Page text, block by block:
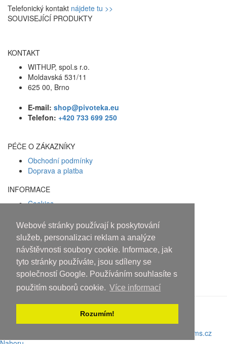
Webové stránky používají k poskytování
služeb, personalizaci reklam a analýze
návštěvnosti soubory cookie. Informace, jak
tyto stránky používáte, jsou sdíleny se
společností Google. Používáním souhlasíte s
použitím souborů cookie. Více informací
Rozumím!
Telefonický kontakt nájdete tu >>
SOUVISEJÍCÍ PRODUKTY
KONTAKT
WITHUP, spol.s r.o.
Moldavská 531/11
625 00, Brno
E-mail: shop@pivoteka.eu
Telefon: +420 733 699 250
PÉČE O ZÁKAZNÍKY
Obchodní podmínky
Doprava a platba
INFORMACE
Cookies
Facebook
Osobám mladším 18 let alkohol
neprodáváme!